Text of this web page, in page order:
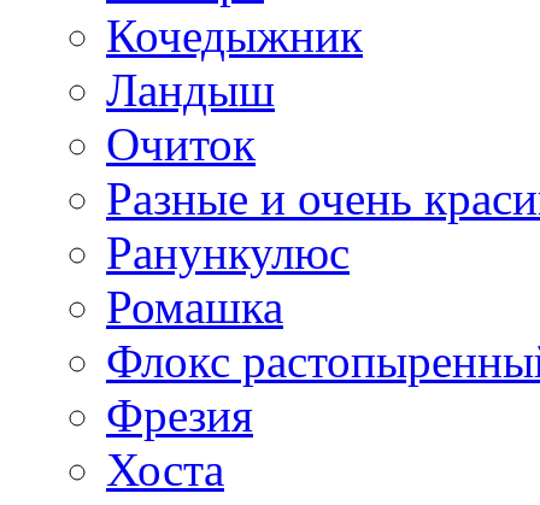
Кочедыжник
Ландыш
Очиток
Разные и очень
Ранункулюс
Ромашка
Флокс
Фрезия
Хоста